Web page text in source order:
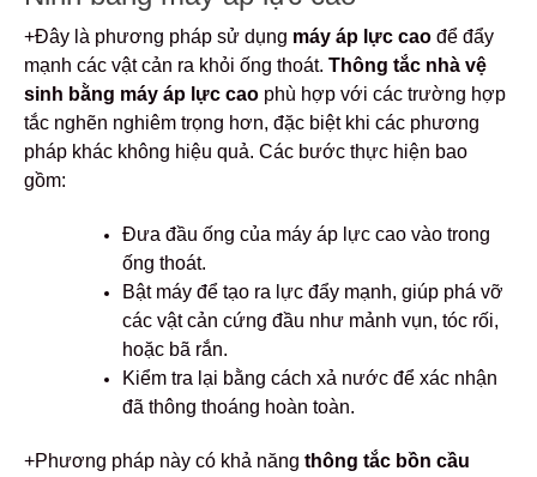
+Đây là phương pháp sử dụng máy áp lực cao để đẩy
mạnh các vật cản ra khỏi ống thoát. Thông tắc nhà vệ
sinh bằng máy áp lực cao phù hợp với các trường hợp
tắc nghẽn nghiêm trọng hơn, đặc biệt khi các phương
pháp khác không hiệu quả. Các bước thực hiện bao
gồm:
Đưa đầu ống của máy áp lực cao vào trong
ống thoát.
Bật máy để tạo ra lực đẩy mạnh, giúp phá vỡ
các vật cản cứng đầu như mảnh vụn, tóc rối,
hoặc bã rắn.
Kiểm tra lại bằng cách xả nước để xác nhận
đã thông thoáng hoàn toàn.
+Phương pháp này có khả năng thông tắc bồn cầu